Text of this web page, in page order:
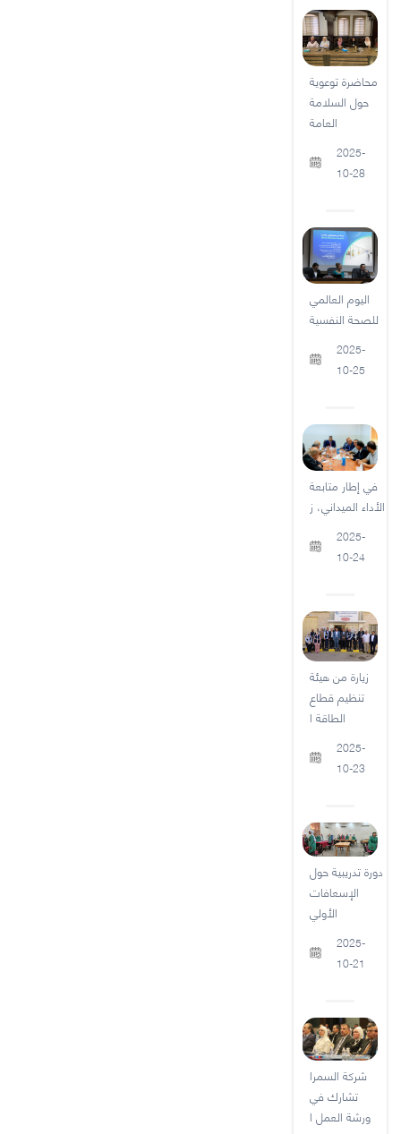
محاضرة توعوية
حول السلامة
العامة
2025-
10-28
اليوم العالمي
للصحة النفسية
2025-
10-25
في إطار متابعة
الأداء الميداني، ز
2025-
10-24
زيارة من هيئة
تنظيم قطاع
الطاقة ا
2025-
10-23
دورة تدريبية حول
الإسعافات
الأولي
2025-
10-21
شركة السمرا
تشارك في
ورشة العمل ا